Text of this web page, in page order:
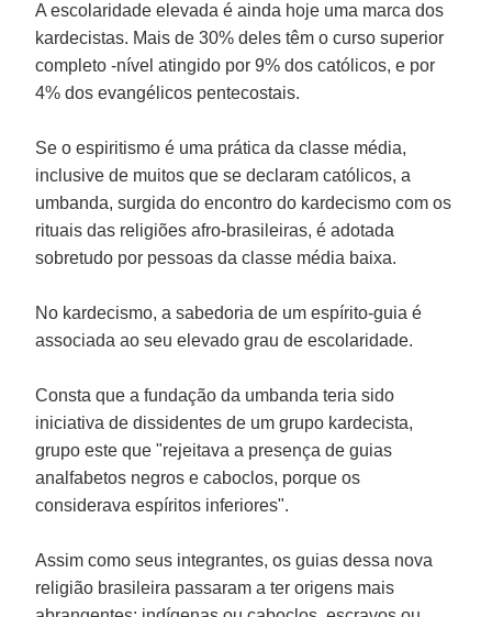
A escolaridade elevada é ainda hoje uma marca dos
kardecistas. Mais de 30% deles têm o curso superior
completo -nível atingido por 9% dos católicos, e por
4% dos evangélicos pentecostais.
Se o espiritismo é uma prática da classe média,
inclusive de muitos que se declaram católicos, a
umbanda, surgida do encontro do kardecismo com os
rituais das religiões afro-brasileiras, é adotada
sobretudo por pessoas da classe média baixa.
No kardecismo, a sabedoria de um espírito-guia é
associada ao seu elevado grau de escolaridade.
Consta que a fundação da umbanda teria sido
iniciativa de dissidentes de um grupo kardecista,
grupo este que "rejeitava a presença de guias
analfabetos negros e caboclos, porque os
considerava espíritos inferiores".
Assim como seus integrantes, os guias dessa nova
religião brasileira passaram a ter origens mais